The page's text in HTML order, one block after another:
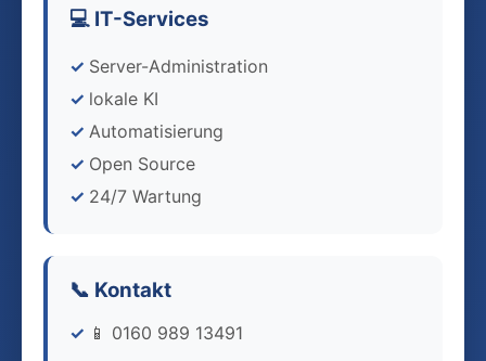
💻 IT-Services
Server-Administration
lokale KI
Automatisierung
Open Source
24/7 Wartung
📞 Kontakt
📱 0160 989 13491